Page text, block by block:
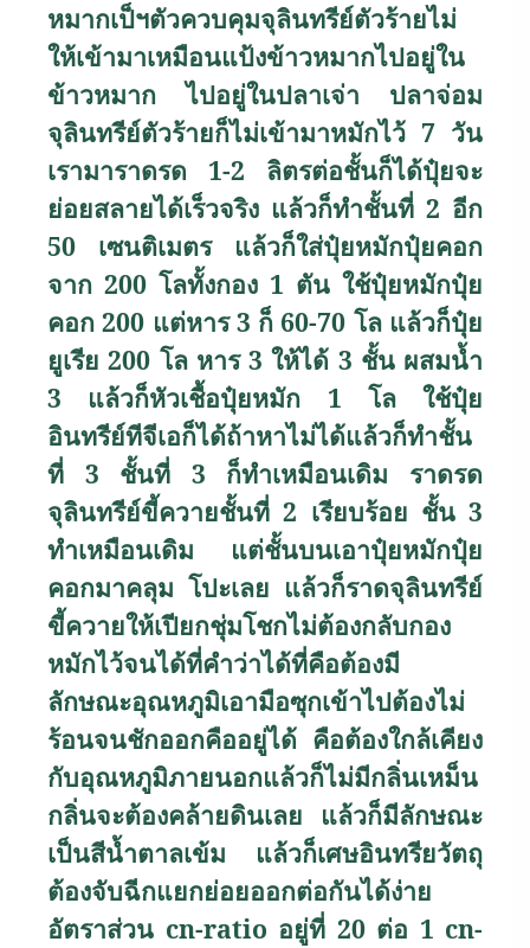
หมากเป็ฯตัวควบคุมจุลินทรีย์ตัวร้ายไม่
ให้เข้ามาเหมือนแป้งข้าวหมากไปอยู่ใน
ข้าวหมาก ไปอยู่ในปลาเจ่า ปลาจ่อม
จุลินทรีย์ตัวร้ายก็ไม่เข้ามาหมักไว้ 7 วัน
เรามาราดรด 1-2 ลิตรต่อชั้นก็ได้ปุ๋ยจะ
ย่อยสลายได้เร็วจริง แล้วก็ทำชั้นที่ 2 อีก
50 เซนติเมตร แล้วก็ใส่ปุ๋ยหมักปุ๋ยคอก
จาก 200 โลทั้งกอง 1 ตัน ใช้ปุ๋ยหมักปุ๋ย
คอก 200 แต่หาร 3 ก็ 60-70 โล แล้วก็ปุ๋ย
ยูเรีย 200 โล หาร 3 ให้ได้ 3 ชั้น ผสมน้ำ
3 แล้วก็หัวเชื้อปุ๋ยหมัก 1 โล ใช้ปุ๋ย
อินทรีย์ทีจีเอก็ได้ถ้าหาไม่ได้แล้วก็ทำชั้น
ที่ 3 ชั้นที่ 3 ก็ทำเหมือนเดิม ราดรด
จุลินทรีย์ขี้ควายชั้นที่ 2 เรียบร้อย ชั้น 3
ทำเหมือนเดิม แต่ชั้นบนเอาปุ๋ยหมักปุ๋ย
คอกมาคลุม โปะเลย แล้วก็ราดจุลินทรีย์
ขี้ควายให้เปียกชุ่มโชกไม่ต้องกลับกอง
หมักไว้จนได้ที่คำว่าได้ที่คือต้องมี
ลักษณะอุณหภูมิเอามือซุกเข้าไปต้องไม่
ร้อนจนชักออกคืออยู่ได้ คือต้องใกล้เคียง
กับอุณหภูมิภายนอกแล้วก็ไม่มีกลิ่นเหม็น
กลิ่นจะต้องคล้ายดินเลย แล้วก็มีลักษณะ
เป็นสีน้ำตาลเข้ม แล้วก็เศษอินทรียวัตถุ
ต้องจับฉีกแยกย่อยออกต่อกันได้ง่าย
อัตราส่วน cn-ratio อยู่ที่ 20 ต่อ 1 cn-